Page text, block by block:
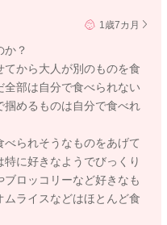
1歳7カ月
か？
から大人が別のものを食
部は自分で食べられない
めるものは自分で食べれ
られそうなものをあげて
に好きなようでびっくり
ロッコリーなど好きなも
ライスなどはほとんど食